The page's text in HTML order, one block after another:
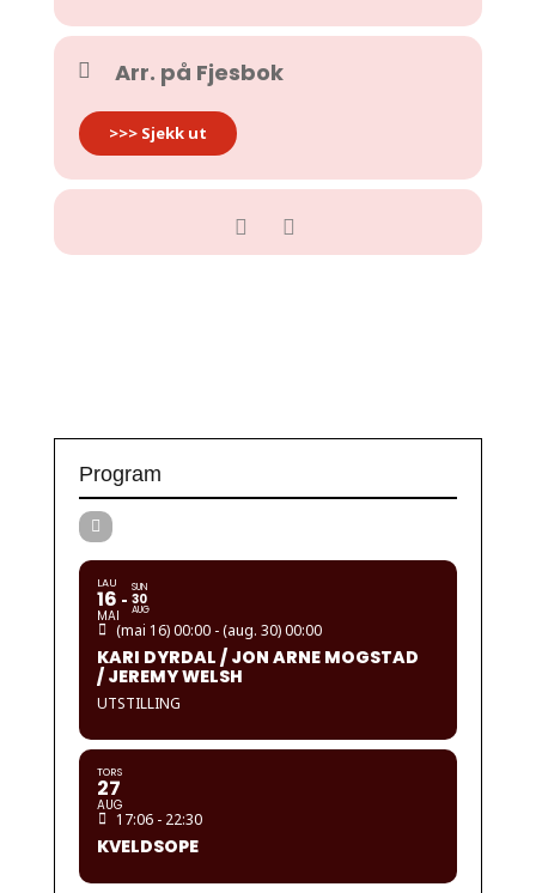
Arr. på Fjesbok
>>> Sjekk ut
Program
LAU
16
MAI
SUN
30
AUG
(mai 16) 00:00 - (aug. 30) 00:00
KARI DYRDAL / JON ARNE MOGSTAD
/ JEREMY WELSH
UTSTILLING
TORS
27
AUG
17:06 - 22:30
KVELDSOPE